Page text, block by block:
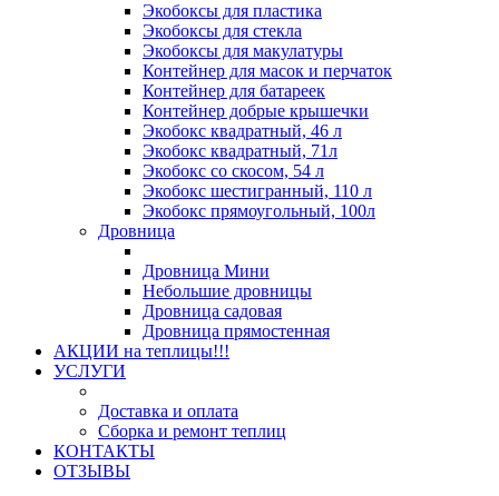
Экобоксы для пластика
Экобоксы для стекла
Экобоксы для макулатуры
Контейнер для масок и перчаток
Контейнер для батареек
Контейнер добрые крышечки
Экобокс квадратный, 46 л
Экобокс квадратный, 71л
Экобокс со скосом, 54 л
Экобокс шестигранный, 110 л
Экобокс прямоугольный, 100л
Дровница
Дровница Мини
Небольшие дровницы
Дровница садовая
Дровница прямостенная
АКЦИИ на теплицы!!!
УСЛУГИ
Доставка и оплата
Сборка и ремонт теплиц
КОНТАКТЫ
ОТЗЫВЫ